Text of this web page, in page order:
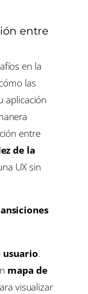
entre
en la
las
aplicación
entre
de la
UX sin
usuario.
mapa de
visualizar